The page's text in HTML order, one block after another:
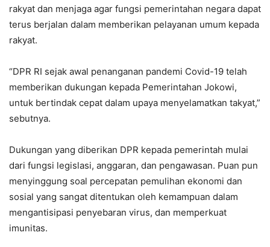
rakyat dan menjaga agar fungsi pemerintahan negara dapat
terus berjalan dalam memberikan pelayanan umum kepada
rakyat.
“DPR RI sejak awal penanganan pandemi Covid-19 telah
memberikan dukungan kepada Pemerintahan Jokowi,
untuk bertindak cepat dalam upaya menyelamatkan takyat,”
sebutnya.
Dukungan yang diberikan DPR kepada pemerintah mulai
dari fungsi legislasi, anggaran, dan pengawasan. Puan pun
menyinggung soal percepatan pemulihan ekonomi dan
sosial yang sangat ditentukan oleh kemampuan dalam
mengantisipasi penyebaran virus, dan memperkuat
imunitas.